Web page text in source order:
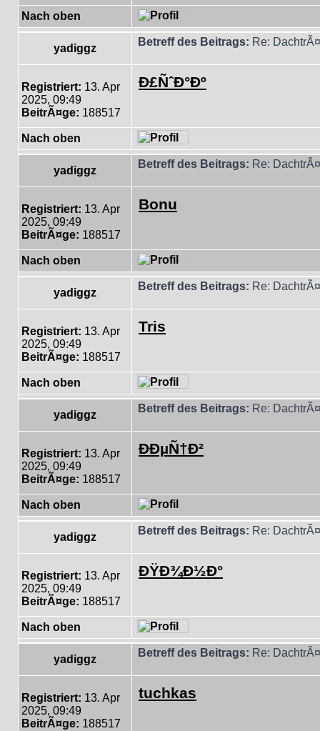
Nach oben
yadiggz
Betreff des Beitrags: Re:
Registriert: 13. Apr
2025, 09:49
BeitrÃ¤ge: 188517
Ð£ÑˆÐ°Ðº
Nach oben
yadiggz
Betreff des Beitrags: Re:
Registriert: 13. Apr
2025, 09:49
BeitrÃ¤ge: 188517
Bonu
Nach oben
yadiggz
Betreff des Beitrags: Re:
Registriert: 13. Apr
2025, 09:49
BeitrÃ¤ge: 188517
Tris
Nach oben
yadiggz
Betreff des Beitrags: Re:
Registriert: 13. Apr
2025, 09:49
BeitrÃ¤ge: 188517
ÐÐµÑ†Ð²
Nach oben
yadiggz
Betreff des Beitrags: Re:
Registriert: 13. Apr
2025, 09:49
BeitrÃ¤ge: 188517
ÐŸÐ¾Ð½Ð°
Nach oben
yadiggz
Betreff des Beitrags: Re:
Registriert: 13. Apr
2025, 09:49
BeitrÃ¤ge: 188517
tuchkas